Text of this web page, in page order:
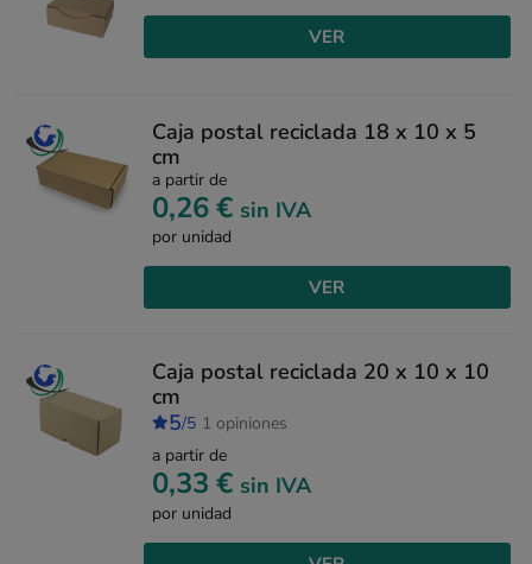
VER
Caja postal reciclada 18 x 10 x 5
cm
a partir de
0,26 € sin IVA
por unidad
VER
Caja postal reciclada 20 x 10 x 10
cm
5/5 1 opiniones
a partir de
0,33 € sin IVA
por unidad